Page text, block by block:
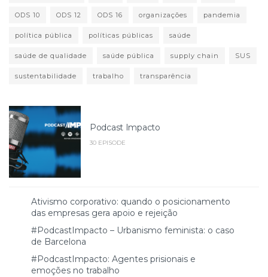
ODS 10 ODS 12 ODS 16 organizações pandemia
política pública políticas públicas saúde
saúde de qualidade saúde pública supply chain SUS
sustentabilidade trabalho transparência
Podcast Impacto
30 EPISODE
Ativismo corporativo: quando o posicionamento
das empresas gera apoio e rejeição
#PodcastImpacto – Urbanismo feminista: o caso
de Barcelona
#PodcastImpacto: Agentes prisionais e
emoções no trabalho